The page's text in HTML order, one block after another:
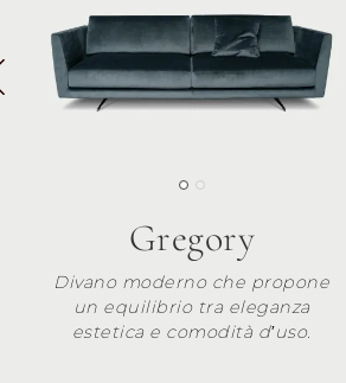
Gregory
Divano moderno che propone
un equilibrio tra eleganza
estetica e comodità d’uso.